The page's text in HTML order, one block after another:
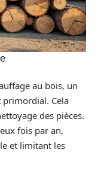
au bois, un
Cela
des pièces.
fois par an,
et limitant les